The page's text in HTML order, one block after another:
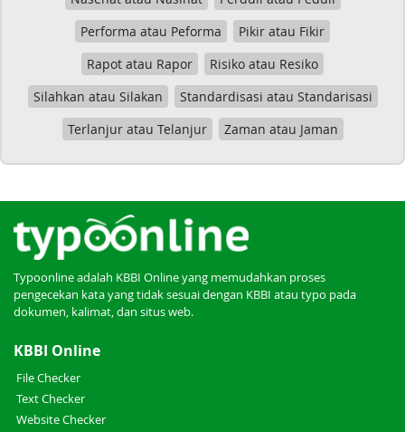
Performa atau Peforma
Pikir atau Fikir
Rapot atau Rapor
Risiko atau Resiko
Silahkan atau Silakan
Standardisasi atau Standarisasi
Terlanjur atau Telanjur
Zaman atau Jaman
Typoonline adalah KBBI Online yang memudahkan proses
pengecekan kata yang tidak sesuai dengan KBBI atau typo pada
dokumen, kalimat, dan situs web.
KBBI Online
File Checker
Text Checker
Website Checker